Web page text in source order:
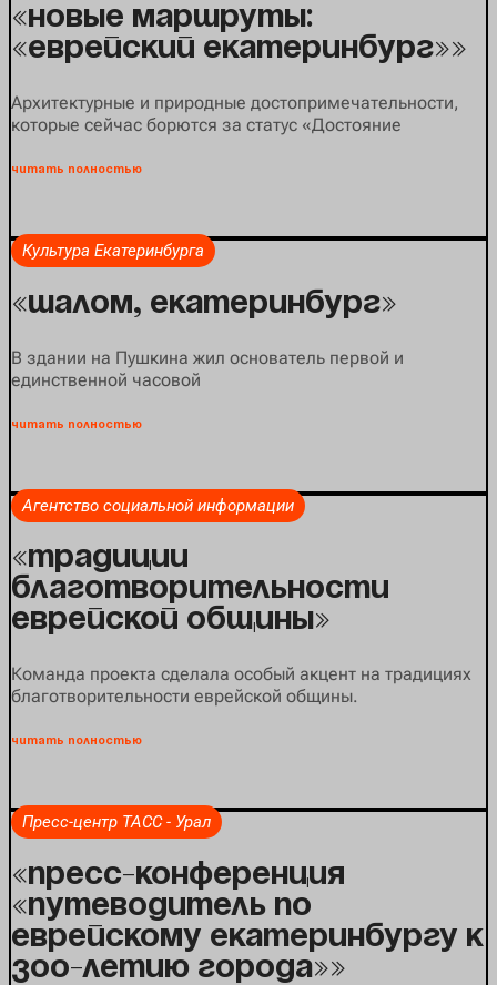
«Новые маршруты:
«Еврейский Екатеринбург»»
Архитектурные и природные достопримечательности,
которые сейчас борются за статус «Достояние
читать полностью
Культура Екатеринбурга
«Шалом, Екатеринбург»
В здании на Пушкина жил основатель первой и
единственной часовой
читать полностью
Агентство социальной информации
«Традиции
благотворительности
еврейской общины»
Команда проекта сделала особый акцент на традициях
благотворительности еврейской общины.
читать полностью
Пресс-центр ТАСС - Урал
«Пресс-конференция
«Путеводитель по
еврейскому Екатеринбургу к
300-летию города»»